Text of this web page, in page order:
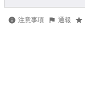
注意事項 通報